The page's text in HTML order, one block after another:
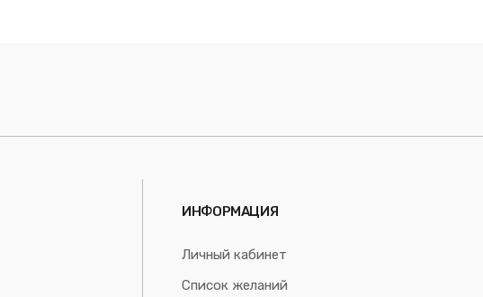
ИНФОРМАЦИЯ
Личный кабинет
Список желаний